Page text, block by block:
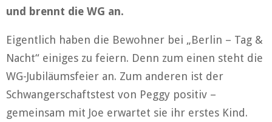
und brennt die WG an.
Eigentlich haben die Bewohner bei „Berlin – Tag &
Nacht“ einiges zu feiern. Denn zum einen steht die
WG-Jubiläumsfeier an. Zum anderen ist der
Schwangerschaftstest von Peggy positiv –
gemeinsam mit Joe erwartet sie ihr erstes Kind.